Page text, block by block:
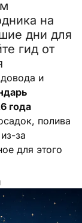
на
дни для
гид от
и
года
полива
за
для этого